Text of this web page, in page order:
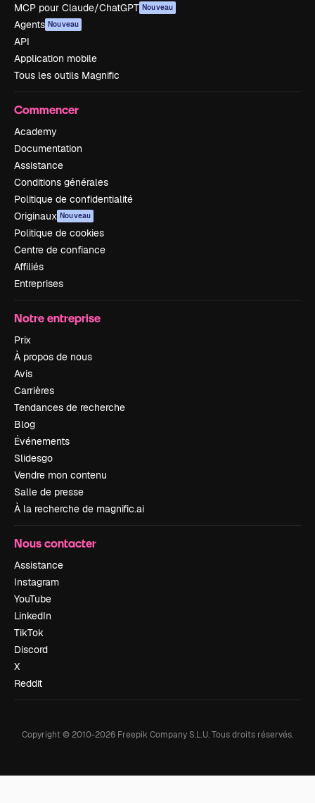
MCP pour Claude/ChatGPT Nouveau
Agents Nouveau
API
Application mobile
Tous les outils Magnific
Commencer
Academy
Documentation
Assistance
Conditions générales
Politique de confidentialité
Originaux Nouveau
Politique de cookies
Centre de confiance
Affiliés
Entreprises
Notre entreprise
Prix
À propos de nous
Avis
Carrières
Tendances de recherche
Blog
Événements
Slidesgo
Vendre mon contenu
Salle de presse
À la recherche de magnific.ai
Nous contacter
Assistance
Instagram
YouTube
LinkedIn
TikTok
Discord
X
Reddit
Copyright © 2010-2026 Freepik Company S.L.U.Tous droits réservés.